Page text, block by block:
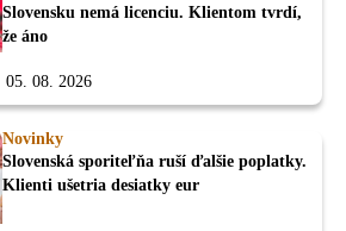
Slovensku nemá licenciu. Klientom tvrdí,
že áno
05. 08. 2026
Novinky
Slovenská sporiteľňa ruší ďalšie poplatky.
Klienti ušetria desiatky eur